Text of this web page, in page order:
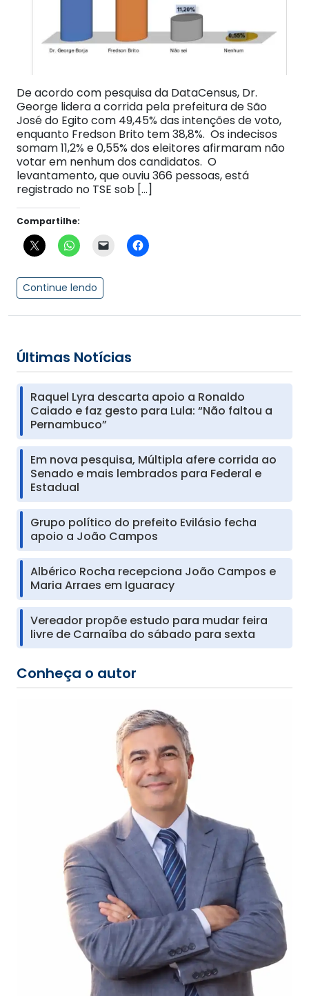
De acordo com pesquisa da DataCensus, Dr.
George lidera a corrida pela prefeitura de São
José do Egito com 49,45% das intenções de voto,
enquanto Fredson Brito tem 38,8%. Os indecisos
somam 11,2% e 0,55% dos eleitores afirmaram não
votar em nenhum dos candidatos. O
levantamento, que ouviu 366 pessoas, está
registrado no TSE sob […]
Compartilhe:
Continue lendo
Últimas Notícias
Raquel Lyra descarta apoio a Ronaldo
Caiado e faz gesto para Lula: “Não faltou a
Pernambuco”
Em nova pesquisa, Múltipla afere corrida ao
Senado e mais lembrados para Federal e
Estadual
Grupo político do prefeito Evilásio fecha
apoio a João Campos
Albérico Rocha recepciona João Campos e
Maria Arraes em Iguaracy
Vereador propõe estudo para mudar feira
livre de Carnaíba do sábado para sexta
Conheça o autor